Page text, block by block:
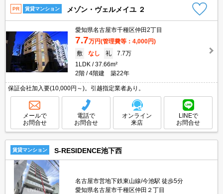
PR 賃貸マンション メゾン・ヴェルメイユ ２
愛知県名古屋市千種区仲田2丁目
7.7万円(管理費等：4,000円)
敷
なし 礼
7.7万
1LDK
37.66m²
2階
4階建 築22年
保証会社加入要(10,000円～)。引越指定業者あり。
メールで
お問合せ
電話で
お問合せ
オンライン
来店
LINEで
お問合せ
賃貸マンション S-RESIDENCE池下西
名古屋市営地下鉄東山線/今池駅 徒歩5分
愛知県名古屋市千種区仲田２丁目